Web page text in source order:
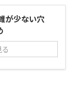
が少ない穴